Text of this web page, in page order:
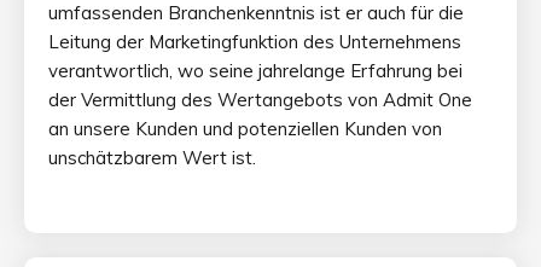
umfassenden Branchenkenntnis ist er auch für die
Leitung der Marketingfunktion des Unternehmens
verantwortlich, wo seine jahrelange Erfahrung bei
der Vermittlung des Wertangebots von Admit One
an unsere Kunden und potenziellen Kunden von
unschätzbarem Wert ist.